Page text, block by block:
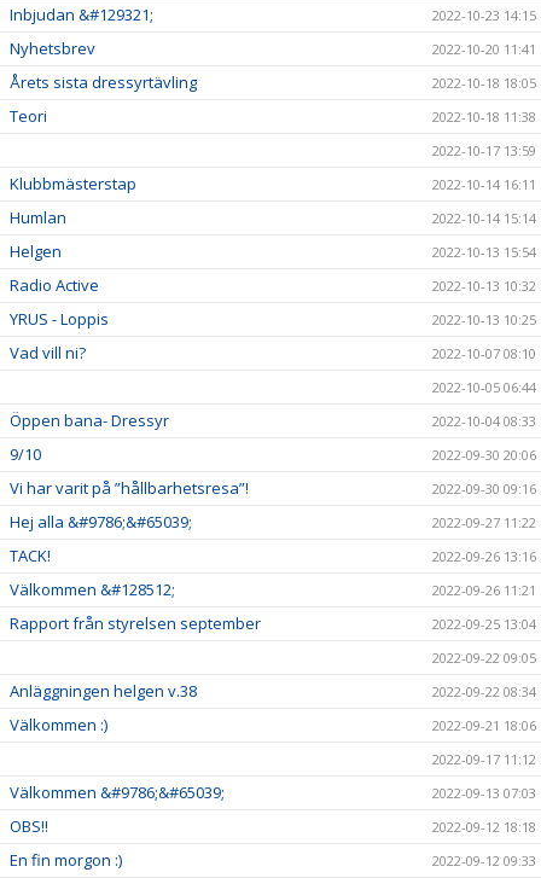
Inbjudan &#129321; 2022-10-23 14:15
Nyhetsbrev 2022-10-20 11:41
Årets sista dressyrtävling 2022-10-18 18:05
Teori
2022-10-18 11:38
2022-10-17 13:59
Klubbmästerstap 2022-10-14 16:11
Humlan 2022-10-14 15:14
Helgen 2022-10-13 15:54
Radio Active 2022-10-13 10:32
YRUS - Loppis 2022-10-13 10:25
Vad vill ni?
2022-10-07 08:10
2022-10-05 06:44
Öppen bana- Dressyr 2022-10-04 08:33
9/10 2022-09-30 20:06
Vi har varit på ”hållbarhetsresa”! 2022-09-30 09:16
Hej alla &#9786;&#65039; 2022-09-27 11:22
TACK! 2022-09-26 13:16
Välkommen &#128512; 2022-09-26 11:21
Rapport från styrelsen september
2022-09-25 13:04
2022-09-22 09:05
Anläggningen helgen v.38 2022-09-22 08:34
Välkommen :)
2022-09-21 18:06
2022-09-17 11:12
Välkommen &#9786;&#65039; 2022-09-13 07:03
OBS!! 2022-09-12 18:18
En fin morgon :) 2022-09-12 09:33